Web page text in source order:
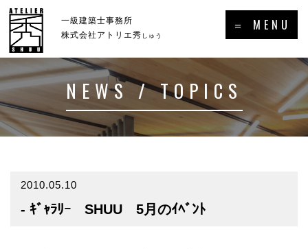
＝ MENU
一級建築士事務所
株式会社アトリエ秀 しゅう ×
ホーム
－HOME
新着情報・トピックス
事業案内 プロフィール
NEWS / TOPICS
2010.05.10
- ｷﾞｬﾗﾘｰ SHUU 5月のｲﾍﾞﾝﾄ